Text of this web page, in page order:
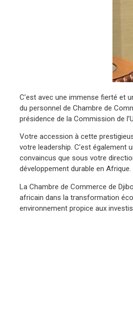
C’est avec une immense fierté et
du personnel de Chambre de
présidence de la Commission de
Votre accession à cette
votre leadership. C’est également
convaincus que sous votre
développement durable en Afrique.
La Chambre de Commerce de
africain dans la transformation
environnement propice aux